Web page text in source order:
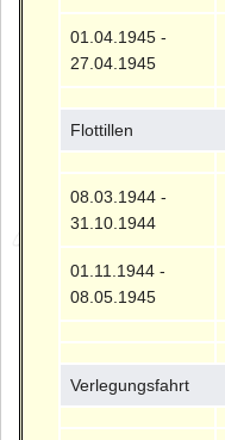
01.04.1945 -
27.04.1945
Flottillen
08.03.1944 -
31.10.1944
01.11.1944 -
08.05.1945
Verlegungsfahrt